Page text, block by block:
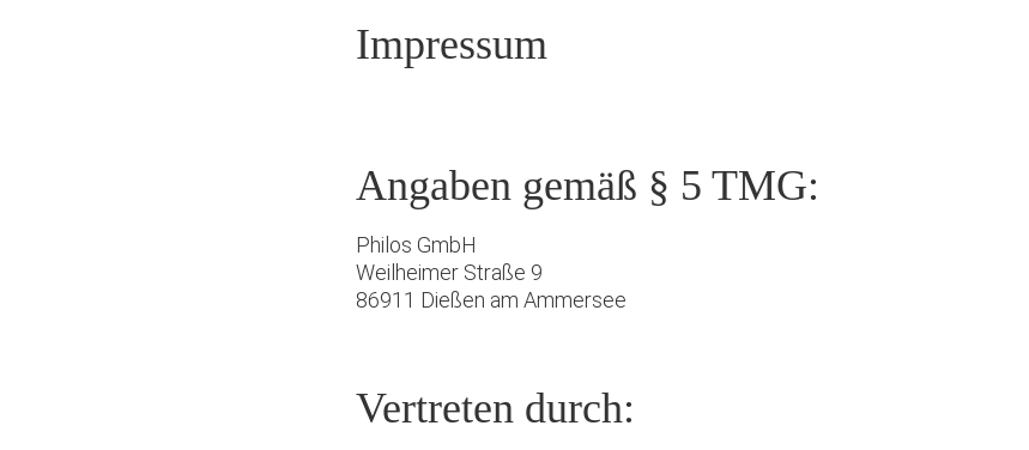
Impressum
Angaben gemäß § 5 TMG:
Philos GmbH
Weilheimer Straße 9
86911 Dießen am Ammersee
Vertreten durch: